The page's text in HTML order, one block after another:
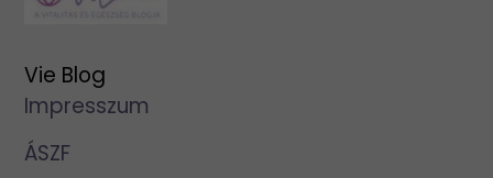
Vie Blog
Impresszum
ÁSZF